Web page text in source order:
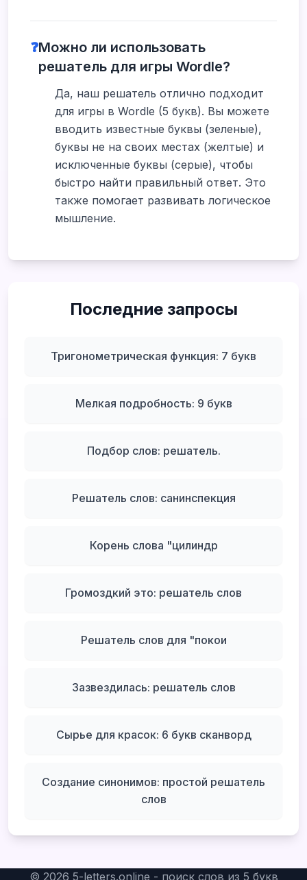
❓Можно ли использовать
решатель для игры Wordle?
Да, наш решатель отлично подходит
для игры в Wordle (5 букв). Вы можете
вводить известные буквы (зеленые),
буквы не на своих местах (желтые) и
исключенные буквы (серые), чтобы
быстро найти правильный ответ. Это
также помогает развивать логическое
мышление.
Последние запросы
Тригонометрическая функция: 7 букв
Мелкая подробность: 9 букв
Подбор слов: решатель.
Решатель слов: санинспекция
Корень слова "цилиндр
Громоздкий это: решатель слов
Решатель слов для "покои
Зазвездилась: решатель слов
Сырье для красок: 6 букв сканворд
Создание синонимов: простой решатель
слов
© 2026 5-letters.online - поиск слов из 5 букв